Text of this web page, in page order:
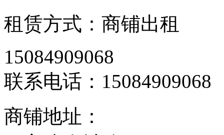
租赁方式：商铺出租
15084909068
联系电话：15084909068
商铺地址：